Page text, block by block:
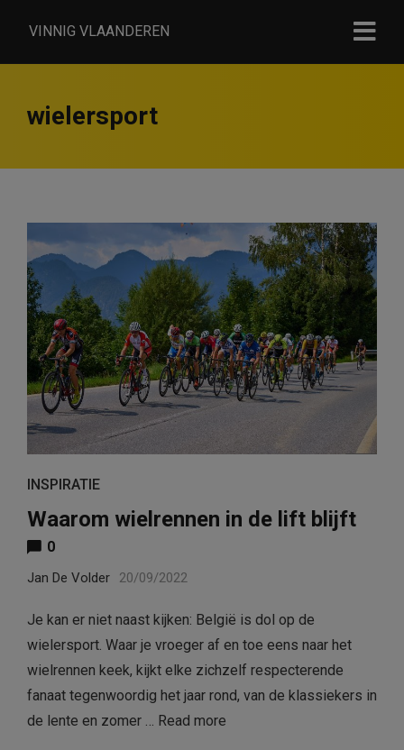
VINNIG VLAANDEREN
wielersport
INSPIRATIE
Waarom wielrennen in de lift blijft
0
Jan De Volder 20/09/2022
Je kan er niet naast kijken: België is dol op de
wielersport. Waar je vroeger af en toe eens naar het
wielrennen keek, kijkt elke zichzelf respecterende
fanaat tegenwoordig het jaar rond, van de klassiekers in
de lente en zomer … Read more